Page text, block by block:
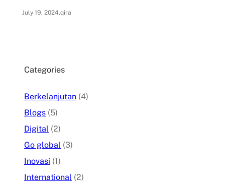
July 19, 2024.qira
Categories
Berkelanjutan (4)
Blogs (5)
Digital (2)
Go global (3)
Inovasi (1)
International (2)